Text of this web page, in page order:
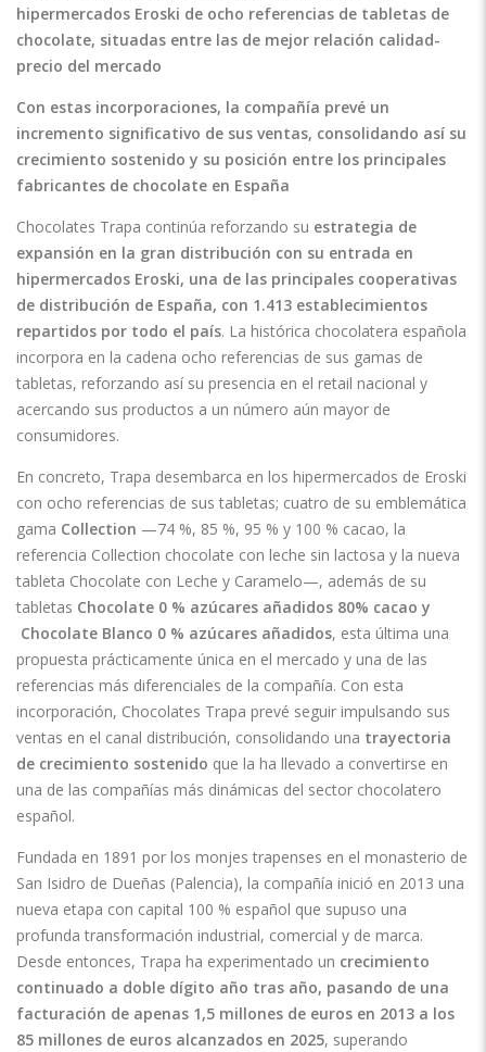
hipermercados Eroski de ocho referencias de tabletas de
chocolate, situadas entre las de mejor relación calidad-
precio del mercado
Con estas incorporaciones, la compañía prevé un
incremento significativo de sus ventas, consolidando así su
crecimiento sostenido y su posición entre los principales
fabricantes de chocolate en España
Chocolates Trapa continúa reforzando su estrategia de
expansión en la gran distribución con su entrada en
hipermercados Eroski, una de las principales cooperativas
de distribución de España, con 1.413 establecimientos
repartidos por todo el país. La histórica chocolatera española
incorpora en la cadena ocho referencias de sus gamas de
tabletas, reforzando así su presencia en el retail nacional y
acercando sus productos a un número aún mayor de
consumidores.
En concreto, Trapa desembarca en los hipermercados de Eroski
con ocho referencias de sus tabletas; cuatro de su emblemática
gama Collection —74 %, 85 %, 95 % y 100 % cacao, la
referencia Collection chocolate con leche sin lactosa y la nueva
tableta Chocolate con Leche y Caramelo—, además de su
tabletas Chocolate 0 % azúcares añadidos 80% cacao y
Chocolate Blanco 0 % azúcares añadidos, esta última una
propuesta prácticamente única en el mercado y una de las
referencias más diferenciales de la compañía. Con esta
incorporación, Chocolates Trapa prevé seguir impulsando sus
ventas en el canal distribución, consolidando una trayectoria
de crecimiento sostenido que la ha llevado a convertirse en
una de las compañías más dinámicas del sector chocolatero
español.
Fundada en 1891 por los monjes trapenses en el monasterio de
San Isidro de Dueñas (Palencia), la compañía inició en 2013 una
nueva etapa con capital 100 % español que supuso una
profunda transformación industrial, comercial y de marca.
Desde entonces, Trapa ha experimentado un crecimiento
continuado a doble dígito año tras año, pasando de una
facturación de apenas 1,5 millones de euros en 2013 a los
85 millones de euros alcanzados en 2025, superando